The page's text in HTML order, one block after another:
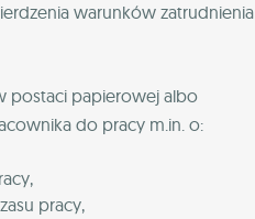
warunków zatrudnienia
postaci papierowej albo
do pracy m.in. o:
pracy,